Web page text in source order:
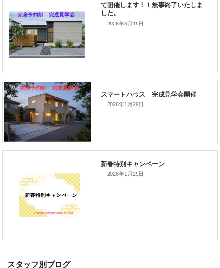
次の記事
家づくりこぼれ話！
新着のイベント情報
2026年3月19日
2026年1月29日
2026年1月29日